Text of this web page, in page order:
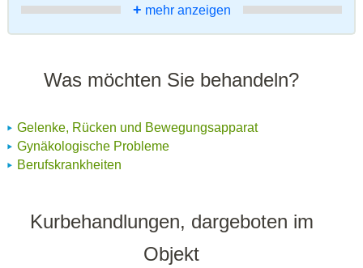
+ mehr anzeigen
Was möchten Sie behandeln?
Gelenke, Rücken und Bewegungsapparat
Gynäkologische Probleme
Berufskrankheiten
Kurbehandlungen, dargeboten im
Objekt